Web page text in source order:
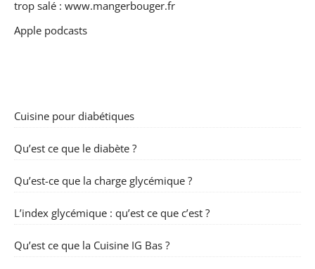
trop salé : www.mangerbouger.fr
Apple podcasts
Cuisine pour diabétiques
Qu’est ce que le diabète ?
Qu’est-ce que la charge glycémique ?
L’index glycémique : qu’est ce que c’est ?
Qu’est ce que la Cuisine IG Bas ?